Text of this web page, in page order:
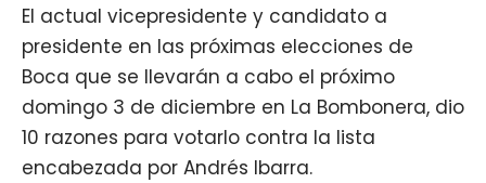
El actual vicepresidente y candidato a
presidente en las próximas elecciones de
Boca que se llevarán a cabo el próximo
domingo 3 de diciembre en La Bombonera, dio
10 razones para votarlo contra la lista
encabezada por Andrés Ibarra.